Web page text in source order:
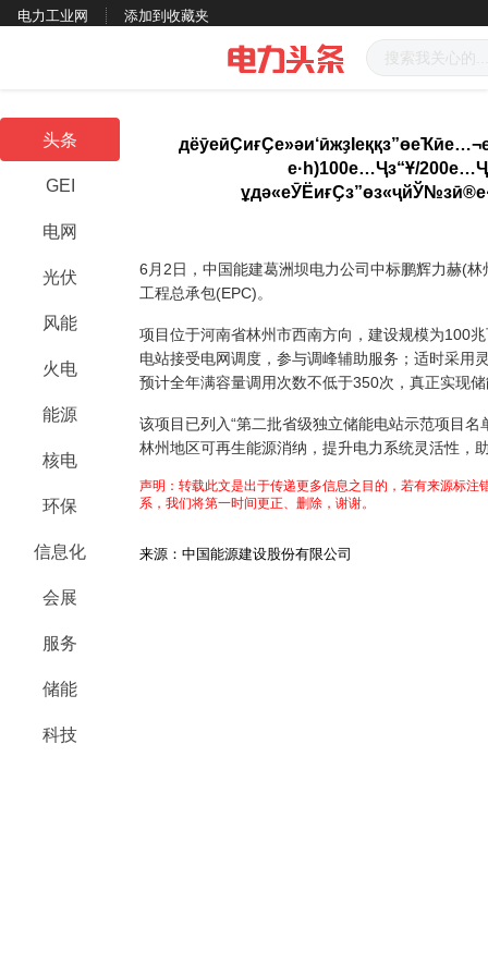
电力工业网 添加到收藏夹
头条
GEI
电网
光伏
风能
火电
能源
核电
环保
信息化
会展
服务
储能
科技
е·һ)100е…Ҷз“Ұ/
6月2日，中国能建葛洲坝电力公司中标鹏辉力赫(
工程总承包(EPC)。
项目位于河南省林州市西南方向，建设规模为100
电站接受电网调度，参与调峰辅助服务；适时采用
预计全年满容量调用次数不低于350次，真正实
该项目已列入“第二批省级独立储能电站示范项目
林州地区可再生能源消纳，提升电力系统灵活性，
声明：转载此文是出于传递更多信息之目的，若有来源标
系，我们将第一时间更正、删除，谢谢。
来源：中国能源建设股份有限公司